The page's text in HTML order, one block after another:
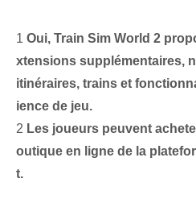
1 Oui, Train Sim World 2
xtensions supplémentaires,
itinéraires, trains et
ience de jeu.
2 Les joueurs peuvent
outique en ligne de la
t.